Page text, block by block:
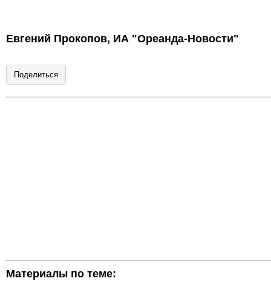
Евгений Прокопов, ИА "Ореанда-Новости"
Поделиться
Материалы по теме: